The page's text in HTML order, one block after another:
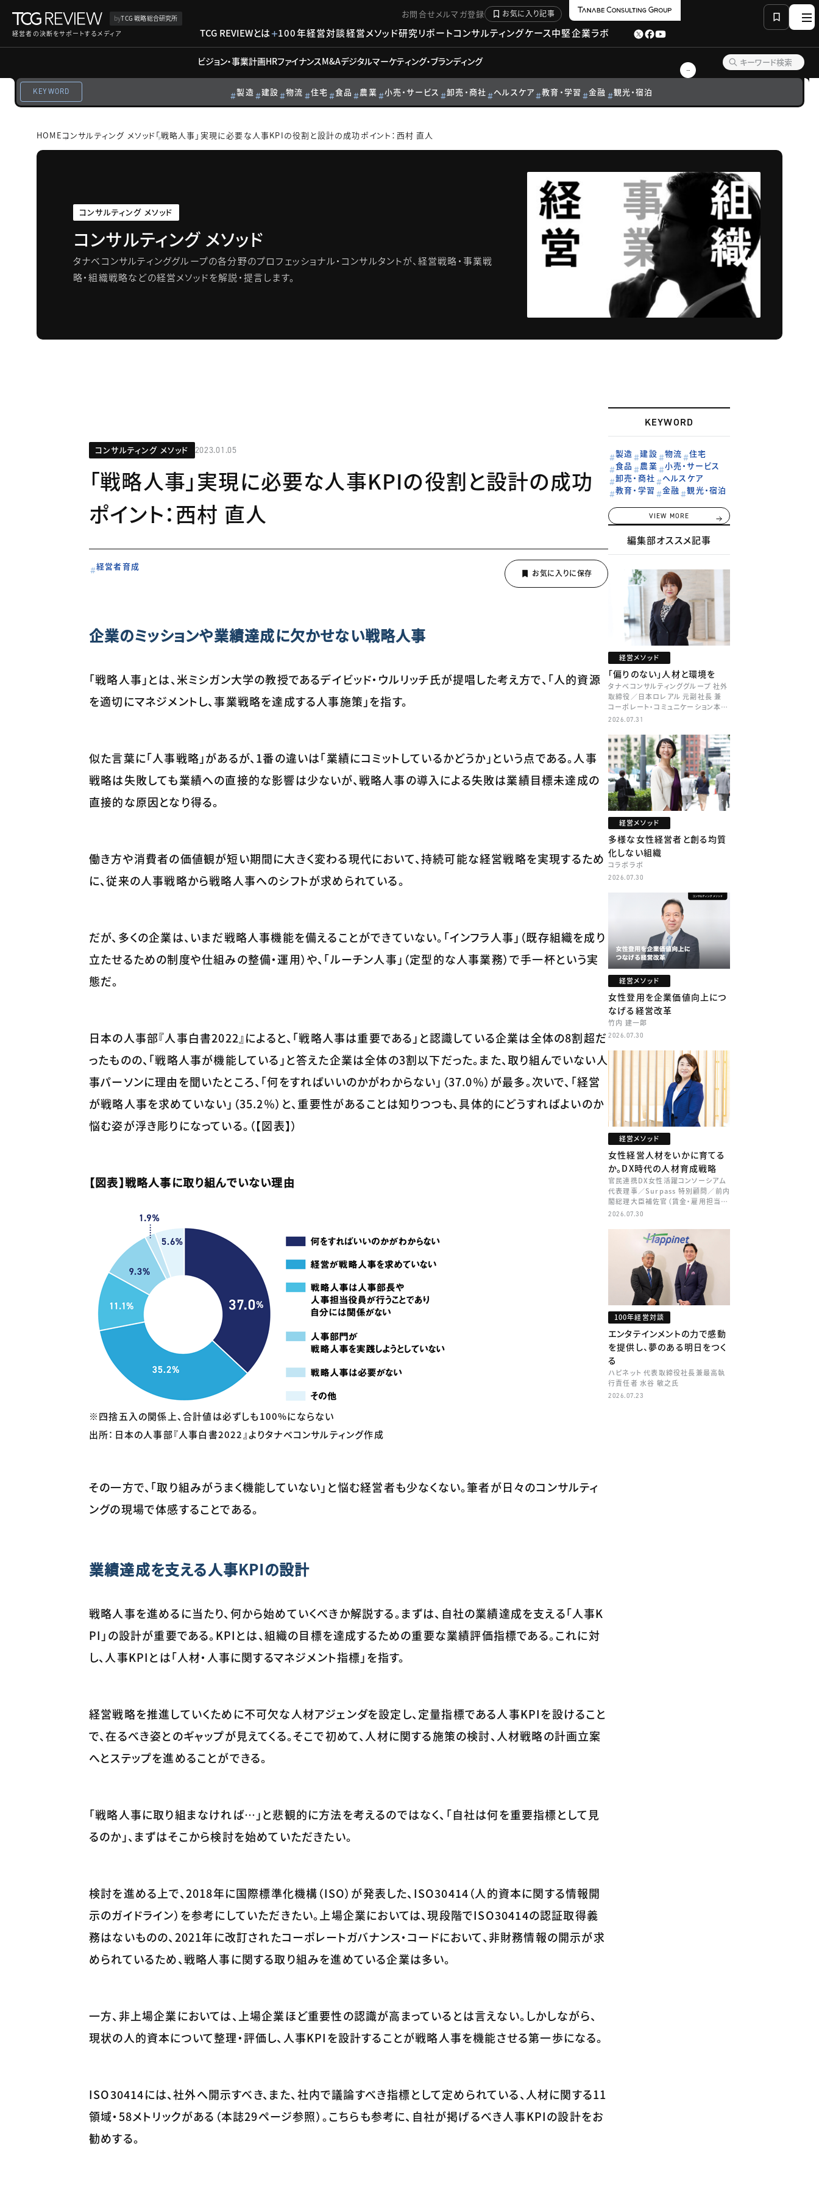
byTCG 戦略総合研究所
経営者の決断をサポートするメディア
お問合せメルマガ登録 お気に入り記事
TCG REVIEWとは 100年経営対談経営メソッド研究リポートコンサルティングケース中堅企業ラボ
ビジョン・事業計画HRファイナンスM&Aデジタルマーケティング・ブランディング
KEYWORD 製造 建設 物流 住宅 食品 農業 小売・サービス 卸売・商社 ヘルスケア 教育・学習 金融 観光・宿泊
HOMEコンサルティング メソッド 「戦略人事」実現に必要な人事KPIの役割と設計の成功ポイント：西村 直人
コンサルティング メソッド
コンサルティング メソッド
タナベコンサルティンググループの各分野のプロフェッショナル・コンサルタントが、経営戦略・事業戦
略・組織戦略などの経営メソッドを解説・提言します。
コンサルティング メソッド 2023.01.05
「戦略人事」実現に必要な人事KPIの役割と設計の成功
ポイント：西村 直人
経営者育成
企業のミッションや業績達成に欠かせない戦略人事
「戦略人事」とは、米ミシガン大学の教授であるデイビッド・ウルリッチ氏が提唱した考え方で、「人的資源
を適切にマネジメントし、事業戦略を達成する人事施策」を指す。
似た言葉に「人事戦略」があるが、1番の違いは「業績にコミットしているかどうか」という点である。人事
戦略は失敗しても業績への直接的な影響は少ないが、戦略人事の導入による失敗は業績目標未達成の
直接的な原因となり得る。
働き方や消費者の価値観が短い期間に大きく変わる現代において、持続可能な経営戦略を実現するため
に、従来の人事戦略から戦略人事へのシフトが求められている。
だが、多くの企業は、いまだ戦略人事機能を備えることができていない。「インフラ人事」（既存組織を成り
立たせるための制度や仕組みの整備・運用）や、「ルーチン人事」（定型的な人事業務）で手一杯という実
態だ。
日本の人事部『人事白書2022』によると、「戦略人事は重要である」と認識している企業は全体の8割超だ
ったものの、「戦略人事が機能している」と答えた企業は全体の3割以下だった。また、取り組んでいない人
事パーソンに理由を聞いたところ、「何をすればいいのかがわからない」（37.0％）が最多。次いで、「経営
が戦略人事を求めていない」（35.2％）と、重要性があることは知りつつも、具体的にどうすればよいのか
悩む姿が浮き彫りになっている。（【図表】）
【図表】戦略人事に取り組んでいない理由
※四捨五入の関係上、合計値は必ずしも100%にならない
出所：日本の人事部『人事白書2022』よりタナベコンサルティング作成
その一方で、「取り組みがうまく機能していない」と悩む経営者も少なくない。筆者が日々のコンサルティ
ングの現場で体感することである。
業績達成を支える人事KPIの設計
戦略人事を進めるに当たり、何から始めていくべきか解説する。まずは、自社の業績達成を支える「人事K
PI」の設計が重要である。KPIとは、組織の目標を達成するための重要な業績評価指標である。これに対
し、人事KPIとは「人材・人事に関するマネジメント指標」を指す。
経営戦略を推進していくために不可欠な人材アジェンダを設定し、定量指標である人事KPIを設けること
で、在るべき姿とのギャップが見えてくる。そこで初めて、人材に関する施策の検討、人材戦略の計画立案
へとステップを進めることができる。
「戦略人事に取り組まなければ…」と悲観的に方法を考えるのではなく、「自社は何を重要指標として見
るのか」、まずはそこから検討を始めていただきたい。
検討を進める上で、2018年に国際標準化機構（ISO）が発表した、ISO30414（人的資本に関する情報開
示のガイドライン）を参考にしていただきたい。上場企業においては、現段階でISO30414の認証取得義
務はないものの、2021年に改訂されたコーポレートガバナンス・コードにおいて、非財務情報の開示が求
められているため、戦略人事に関する取り組みを進めている企業は多い。
一方、非上場企業においては、上場企業ほど重要性の認識が高まっているとは言えない。しかしながら、
現状の人的資本について整理・評価し、人事KPIを設計することが戦略人事を機能させる第一歩になる。
ISO30414には、社外へ開示すべき、また、社内で議論すべき指標として定められている、人材に関する11
領域・58メトリックがある（本誌29ページ参照）。こちらも参考に、自社が掲げるべき人事KPIの設計をお
勧めする。
KEYWORD
製造 建設 物流
住宅
食品
農業
小売・サービス
卸売・商社
ヘルスケア
教育・学習
金融 観光・宿泊
VIEW MORE
編集部オススメ記事
経営メソッド
「偏りのない」人材と環境を
タナベコンサルティンググループ 社外
取締役／日本ロレアル 元副社長 兼
コーポレート・コミュニケーション本部
本部長／キャリアコンサルタント 井村
2026.07.31
経営メソッド
多様な女性経営者と創る均質
化しない組織
コラボラボ
2026.07.30
経営メソッド
女性登用を企業価値向上につ
なげる経営改革
竹内 建一郎
2026.07.30
経営メソッド
女性経営人材をいかに育てる
か。DX時代の人材育成戦略
官民連携DX女性活躍コンソーシアム
代表理事／Surpass 特別顧問／前内
閣総理大臣補佐官（賃金・雇用担当）
矢田 稚子
2026.07.30
100年経営対談
エンタテインメントの力で感動
を提供し、夢のある明日をつく
る
ハピネット 代表取締役社長兼最高執
行責任者 水谷 敏之氏
2026.07.23